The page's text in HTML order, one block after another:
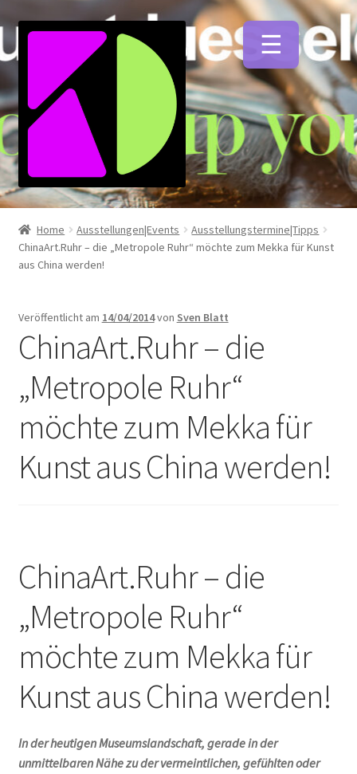
Zur
Zum
Künstlerfarben
öffnen
Malmittel
Pinsel
Leinwände
Zeichnen/Kolorieren
Papier
Zubehör
Bücher
Schule
Geschenke
Home Ausstellungen|Events
Ausstellungstermine|Tipps
ChinaArt.Ruhr – die „Metropole Ruhr“ möchte zum Mekka für Kunst
aus China werden!
Veröffentlicht am 14/04/2014von Sven Blatt
ChinaArt.Ruhr – die
„Metropole Ruhr“
möchte zum Mekka für
Kunst aus China werden!
ChinaArt.Ruhr – die
„Metropole Ruhr“
möchte zum Mekka für
Kunst aus China werden!
In der heutigen Museumslandschaft, gerade in der
unmittelbaren Nähe zu der vermeintlichen, gefühlten oder